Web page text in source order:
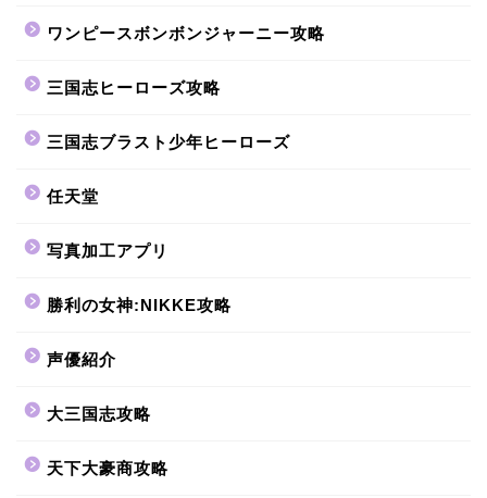
ワンピースボンボンジャーニー攻略
三国志ヒーローズ攻略
三国志ブラスト少年ヒーローズ
任天堂
写真加工アプリ
勝利の女神:NIKKE攻略
声優紹介
大三国志攻略
天下大豪商攻略